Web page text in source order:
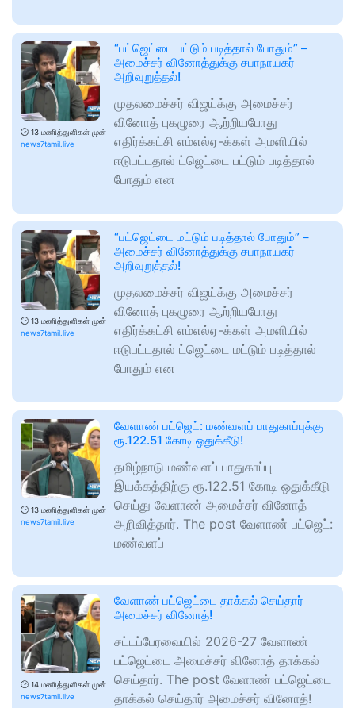
🕑 13 மணித்துளிகள் முன்
news7tamil.live
“பட்ஜெட்டை பட்டும் படித்தால் போதும்” –
அமைச்சர் வினோத்துக்கு சபாநாயகர்
அறிவுறுத்தல்!
முதலமைச்சர் விஜய்க்கு அமைச்சர்
வினோத் புகழுரை ஆற்றியபோது
எதிர்க்கட்சி எம்எல்ஏ-க்கள் அமளியில்
ஈடுபட்டதால் ட்ஜெட்டை பட்டும் படித்தால்
போதும் என
🕑 13 மணித்துளிகள் முன்
news7tamil.live
“பட்ஜெட்டை மட்டும் படித்தால் போதும்” –
அமைச்சர் வினோத்துக்கு சபாநாயகர்
அறிவுறுத்தல்!
முதலமைச்சர் விஜய்க்கு அமைச்சர்
வினோத் புகழுரை ஆற்றியபோது
எதிர்க்கட்சி எம்எல்ஏ-க்கள் அமளியில்
ஈடுபட்டதால் ட்ஜெட்டை மட்டும் படித்தால்
போதும் என
🕑 13 மணித்துளிகள் முன்
news7tamil.live
வேளாண் பட்ஜெட்: மண்வளப் பாதுகாப்புக்கு
ரூ.122.51 கோடி ஒதுக்கீடு!
தமிழ்நாடு மண்வளப் பாதுகாப்பு
இயக்கத்திற்கு ரூ.122.51 கோடி ஒதுக்கீடு
செய்து வேளாண் அமைச்சர் வினோத்
அறிவித்தார். The post வேளாண் பட்ஜெட்:
மண்வளப்
🕑 14 மணித்துளிகள் முன்
news7tamil.live
வேளாண் பட்ஜெட்டை தாக்கல் செய்தார்
அமைச்சர் வினோத்!
சட்டப்பேரவையில் 2026-27 வேளாண்
பட்ஜெட்டை அமைச்சர் வினோத் தாக்கல்
செய்தார். The post வேளாண் பட்ஜெட்டை
தாக்கல் செய்தார் அமைச்சர் வினோத்!